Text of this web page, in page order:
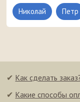
Николай Петр
✔ Как сделать
✔ Какие способы